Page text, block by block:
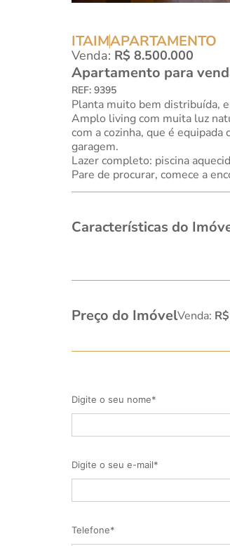
ITAIMAPARTAMENTO
Venda: R$ 8.500.000
Apartamento para
REF: 9395
Planta muito bem distribuída,
Amplo living com muita luz
com a cozinha, que é
garagem.
Lazer completo: piscina
Pare de procurar, comece a
Características do
Preço do ImóvelVenda:
Digite o seu nome*
Digite o seu e-mail*
Telefone*